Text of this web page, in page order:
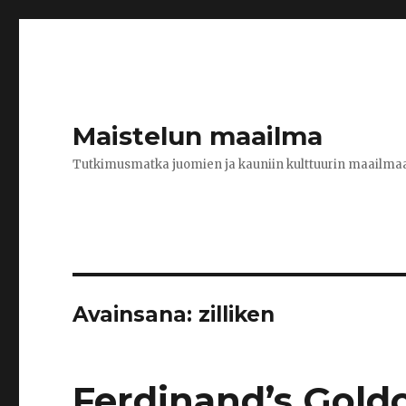
Maistelun maailma
Tutkimusmatka juomien ja kauniin kulttuurin
Avainsana: zilliken